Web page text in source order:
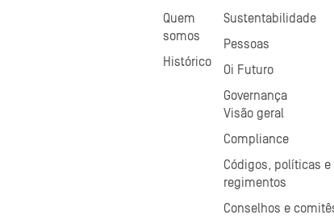
Quem
somos
Histórico
Sustentabilidade
Pessoas
Oi Futuro
Governança
Visão geral
Compliance
Códigos, políticas e
regimentos
Conselhos e